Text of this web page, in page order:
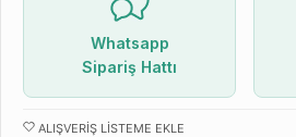
Whatsapp
Sipariş Hattı
ALIŞVERIŞ LISTEME EKLE